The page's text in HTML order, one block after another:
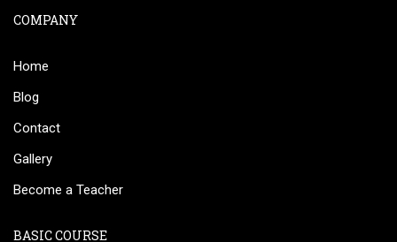
COMPANY
Home
Blog
Contact
Gallery
Become a Teacher
BASIC COURSE